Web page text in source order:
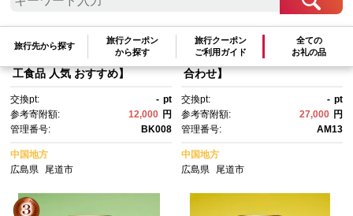
旅行先から探す
旅行クーポン
から探す
旅行クーポン
ご利用ガイド
全ての
お礼の品
ジャム・マーマレード5種詰め
合わせ（260g×6本）【食品 加
工食品 人気 おすすめ】
交換pt: - pt
参考寄附額:
12,000 円
管理番号:
BK008
中国地方
広島県
尾道市
尾道ええもんセット（B）【尾
道市名産 お楽しみセット 詰め
合わせ】
交換pt: - pt
参考寄附額:
27,000 円
管理番号:
AM13
中国地方
広島県
尾道市